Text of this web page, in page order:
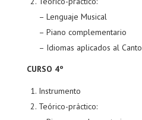
– Lenguaje Musical
– Piano complementario
– Idiomas aplicados al Canto
CURSO 4º
Instrumento
Teórico-práctico: